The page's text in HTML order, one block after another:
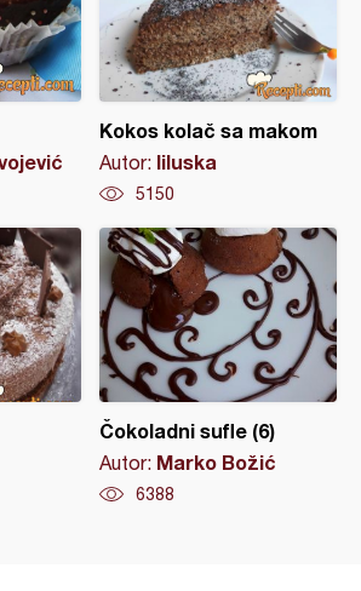
Kokos kolač sa makom
Autor: liluska
5150
Čokoladni sufle (6)
Autor: Marko Božić
6388